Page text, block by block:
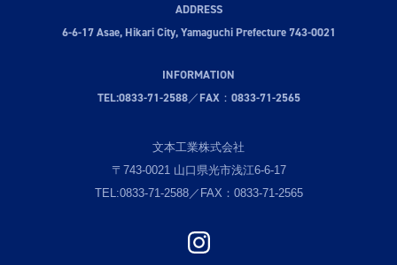
ADDRESS
6-6-17 Asae, Hikari City, Yamaguchi Prefecture 743-0021
INFORMATION
TEL:0833-71-2588／FAX：0833-71-2565
文本工業株式会社
〒743-0021 山口県光市浅江6-6-17
TEL:0833-71-2588／FAX：0833-71-2565